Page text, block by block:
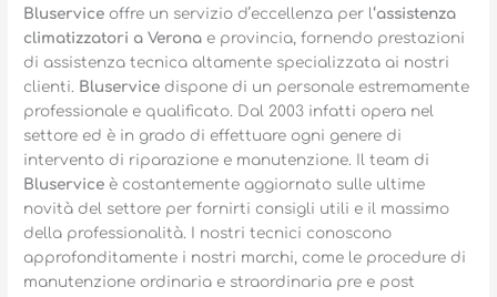
Bluservice offre un servizio d’eccellenza per l‘assistenza
climatizzatori a Verona e provincia, fornendo prestazioni
di assistenza tecnica altamente specializzata ai nostri
clienti. Bluservice dispone di un personale estremamente
professionale e qualificato. Dal 2003 infatti opera nel
settore ed è in grado di effettuare ogni genere di
intervento di riparazione e manutenzione. Il team di
Bluservice è costantemente aggiornato sulle ultime
novità del settore per fornirti consigli utili e il massimo
della professionalità. I nostri tecnici conoscono
approfonditamente i nostri marchi, come le procedure di
manutenzione ordinaria e straordinaria pre e post